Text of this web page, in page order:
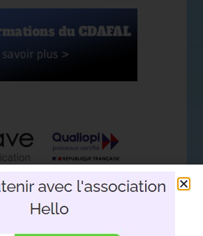
avec l'association